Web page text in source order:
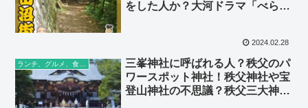
をした人か？大河ドラマ「べらぼ
2024.02.28
三峯神社に呼ばれる人？秩父のパ
ワースポット神社！秩父神社や宝
登山神社の不思議？秩父三大神社